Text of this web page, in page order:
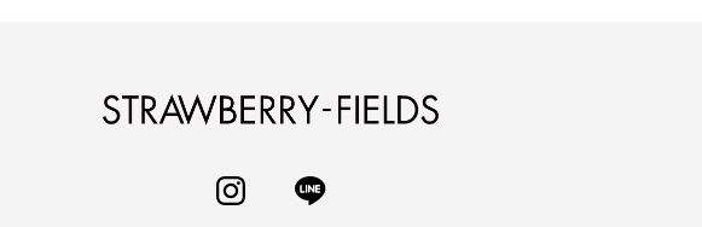
INSTAGRAM